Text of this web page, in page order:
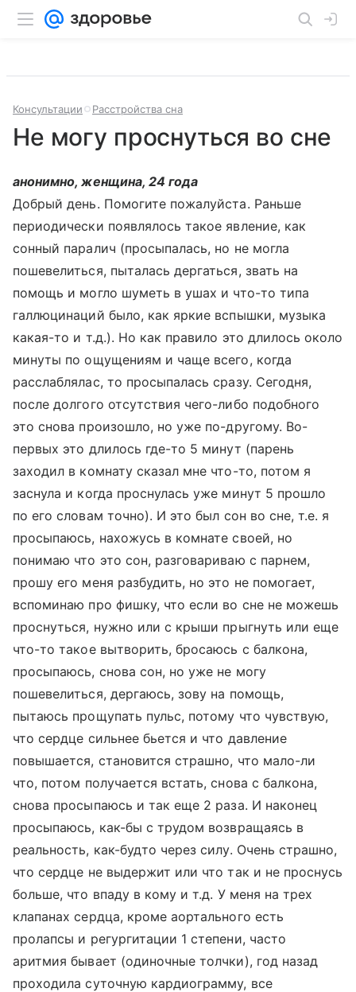
Консультации Расстройства сна
Не могу проснуться во сне
анонимно, женщина, 24 года
Добрый день. Помогите пожалуйста. Раньше
периодически появлялось такое явление, как
сонный паралич (просыпалась, но не могла
пошевелиться, пыталась дергаться, звать на
помощь и могло шуметь в ушах и что-то типа
галлюцинаций было, как яркие вспышки, музыка
какая-то и т.д.). Но как правило это длилось около
минуты по ощущениям и чаще всего, когда
расслаблялас, то просыпалась сразу. Сегодня,
после долгого отсутствия чего-либо подобного
это снова произошло, но уже по-другому. Во-
первых это длилось где-то 5 минут (парень
заходил в комнату сказал мне что-то, потом я
заснула и когда проснулась уже минут 5 прошло
по его словам точно). И это был сон во сне, т.е. я
просыпаюсь, нахожусь в комнате своей, но
понимаю что это сон, разговариваю с парнем,
прошу его меня разбудить, но это не помогает,
вспоминаю про фишку, что если во сне не можешь
проснуться, нужно или с крыши прыгнуть или еще
что-то такое вытворить, бросаюсь с балкона,
просыпаюсь, снова сон, но уже не могу
пошевелиться, дергаюсь, зову на помощь,
пытаюсь прощупать пульс, потому что чувствую,
что сердце сильнее бьется и что давление
повышается, становится страшно, что мало-ли
что, потом получается встать, снова с балкона,
снова просыпаюсь и так еще 2 раза. И наконец
просыпаюсь, как-бы с трудом возвращаясь в
реальность, как-будто через силу. Очень страшно,
что сердце не выдержит или что так и не проснусь
больше, что впаду в кому и т.д. У меня на трех
клапанах сердца, кроме аортального есть
пролапсы и регургитации 1 степени, часто
аритмия бывает (одиночные толчки), год назад
проходила суточную кардиограмму, все